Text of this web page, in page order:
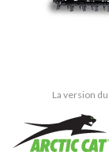
La version